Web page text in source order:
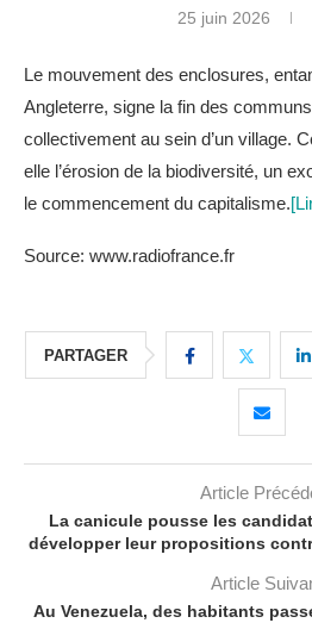
25 juin 2026
Le mouvement des enclosures,
Angleterre, signe la fin des
collectivement au sein d’un village.
elle l’érosion de la biodiversité, un
le commencement du capitalisme.
Source: www.radiofrance.fr
PARTAGER
Article
La canicule pousse les
développer leur propositions
Article
Au Venezuela, des habitants